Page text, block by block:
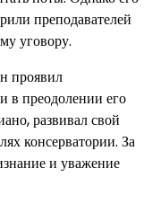
преподавателей
уговору.
проявил
в преодолении его
развивал свой
консерватории. За
и уважение